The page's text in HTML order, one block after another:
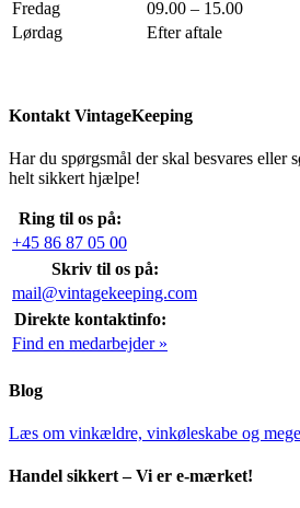
Fredag
09.00 – 15.00
Lørdag
Efter aftale
Kontakt VintageKeeping
Har du spørgsmål der skal besvares eller
helt sikkert hjælpe!
Ring til os på:
+45 86 87 05 00
Skriv til os på:
mail@vintagekeeping.com
Direkte kontaktinfo:
Find en medarbejder »
Blog
Læs om vinkældre, vinkøleskabe og
Handel sikkert – Vi er e-mærket!